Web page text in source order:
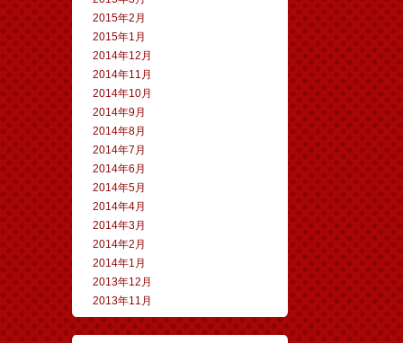
2015年2月
2015年1月
2014年12月
2014年11月
2014年10月
2014年9月
2014年8月
2014年7月
2014年6月
2014年5月
2014年4月
2014年3月
2014年2月
2014年1月
2013年12月
2013年11月